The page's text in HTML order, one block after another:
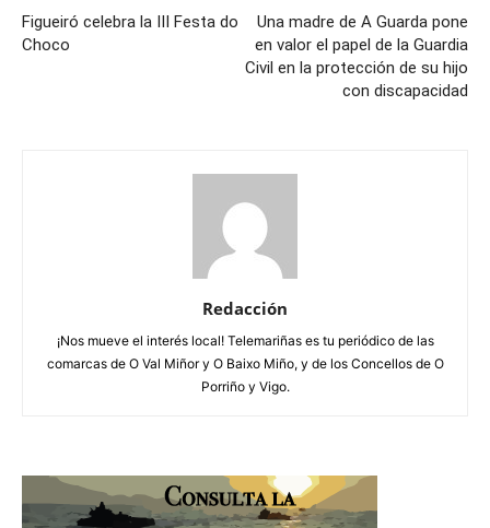
Figueiró celebra la III Festa do
Choco
Una madre de A Guarda pone
en valor el papel de la Guardia
Civil en la protección de su hijo
con discapacidad
Redacción
¡Nos mueve el interés local! Telemariñas es tu periódico de las
comarcas de O Val Miñor y O Baixo Miño, y de los Concellos de O
Porriño y Vigo.